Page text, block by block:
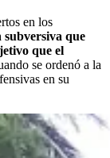
en los
subversiva que
que el
se ordenó a la
en su